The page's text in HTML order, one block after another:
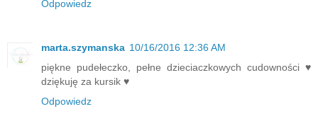
Odpowiedz
marta.szymanska 10/16/2016 12:36 AM
piękne pudełeczko, pełne dzieciaczkowych cudowności ♥
dziękuję za kursik ♥
Odpowiedz